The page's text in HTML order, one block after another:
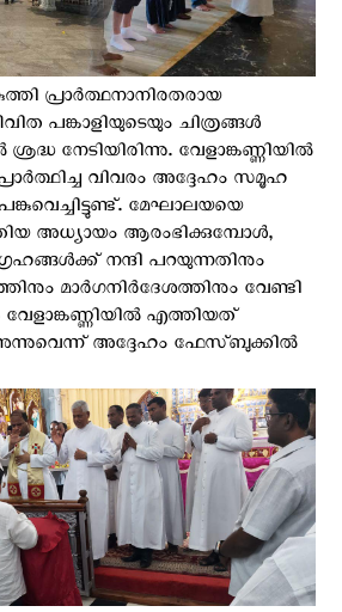
പ്രാര്‍ത്ഥനാനിരതരായ
പങ്കാളിയുടെയും ചിത്രങ്ങള്‍
നേടിയിരിന്നു. വേളാങ്കണ്ണിയില്‍
വിവരം അദ്ദേഹം സമൂഹ
മേഘാലയയെ
അധ്യായം ആരംഭിക്കുമ്പോൾ,
നന്ദി പറയുന്നതിനും
മാർഗനിർദേശത്തിനും വേണ്ടി
വേളാങ്കണ്ണിയില്‍ എത്തിയത്
അദ്ദേഹം ഫേസ്ബുക്കില്‍